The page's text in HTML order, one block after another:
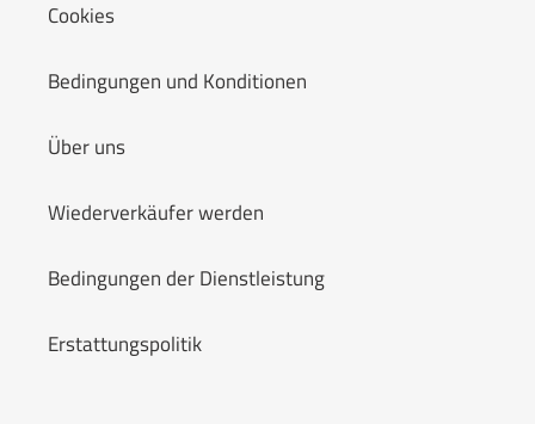
Cookies
Bedingungen und Konditionen
Über uns
Wiederverkäufer werden
Bedingungen der Dienstleistung
Erstattungspolitik